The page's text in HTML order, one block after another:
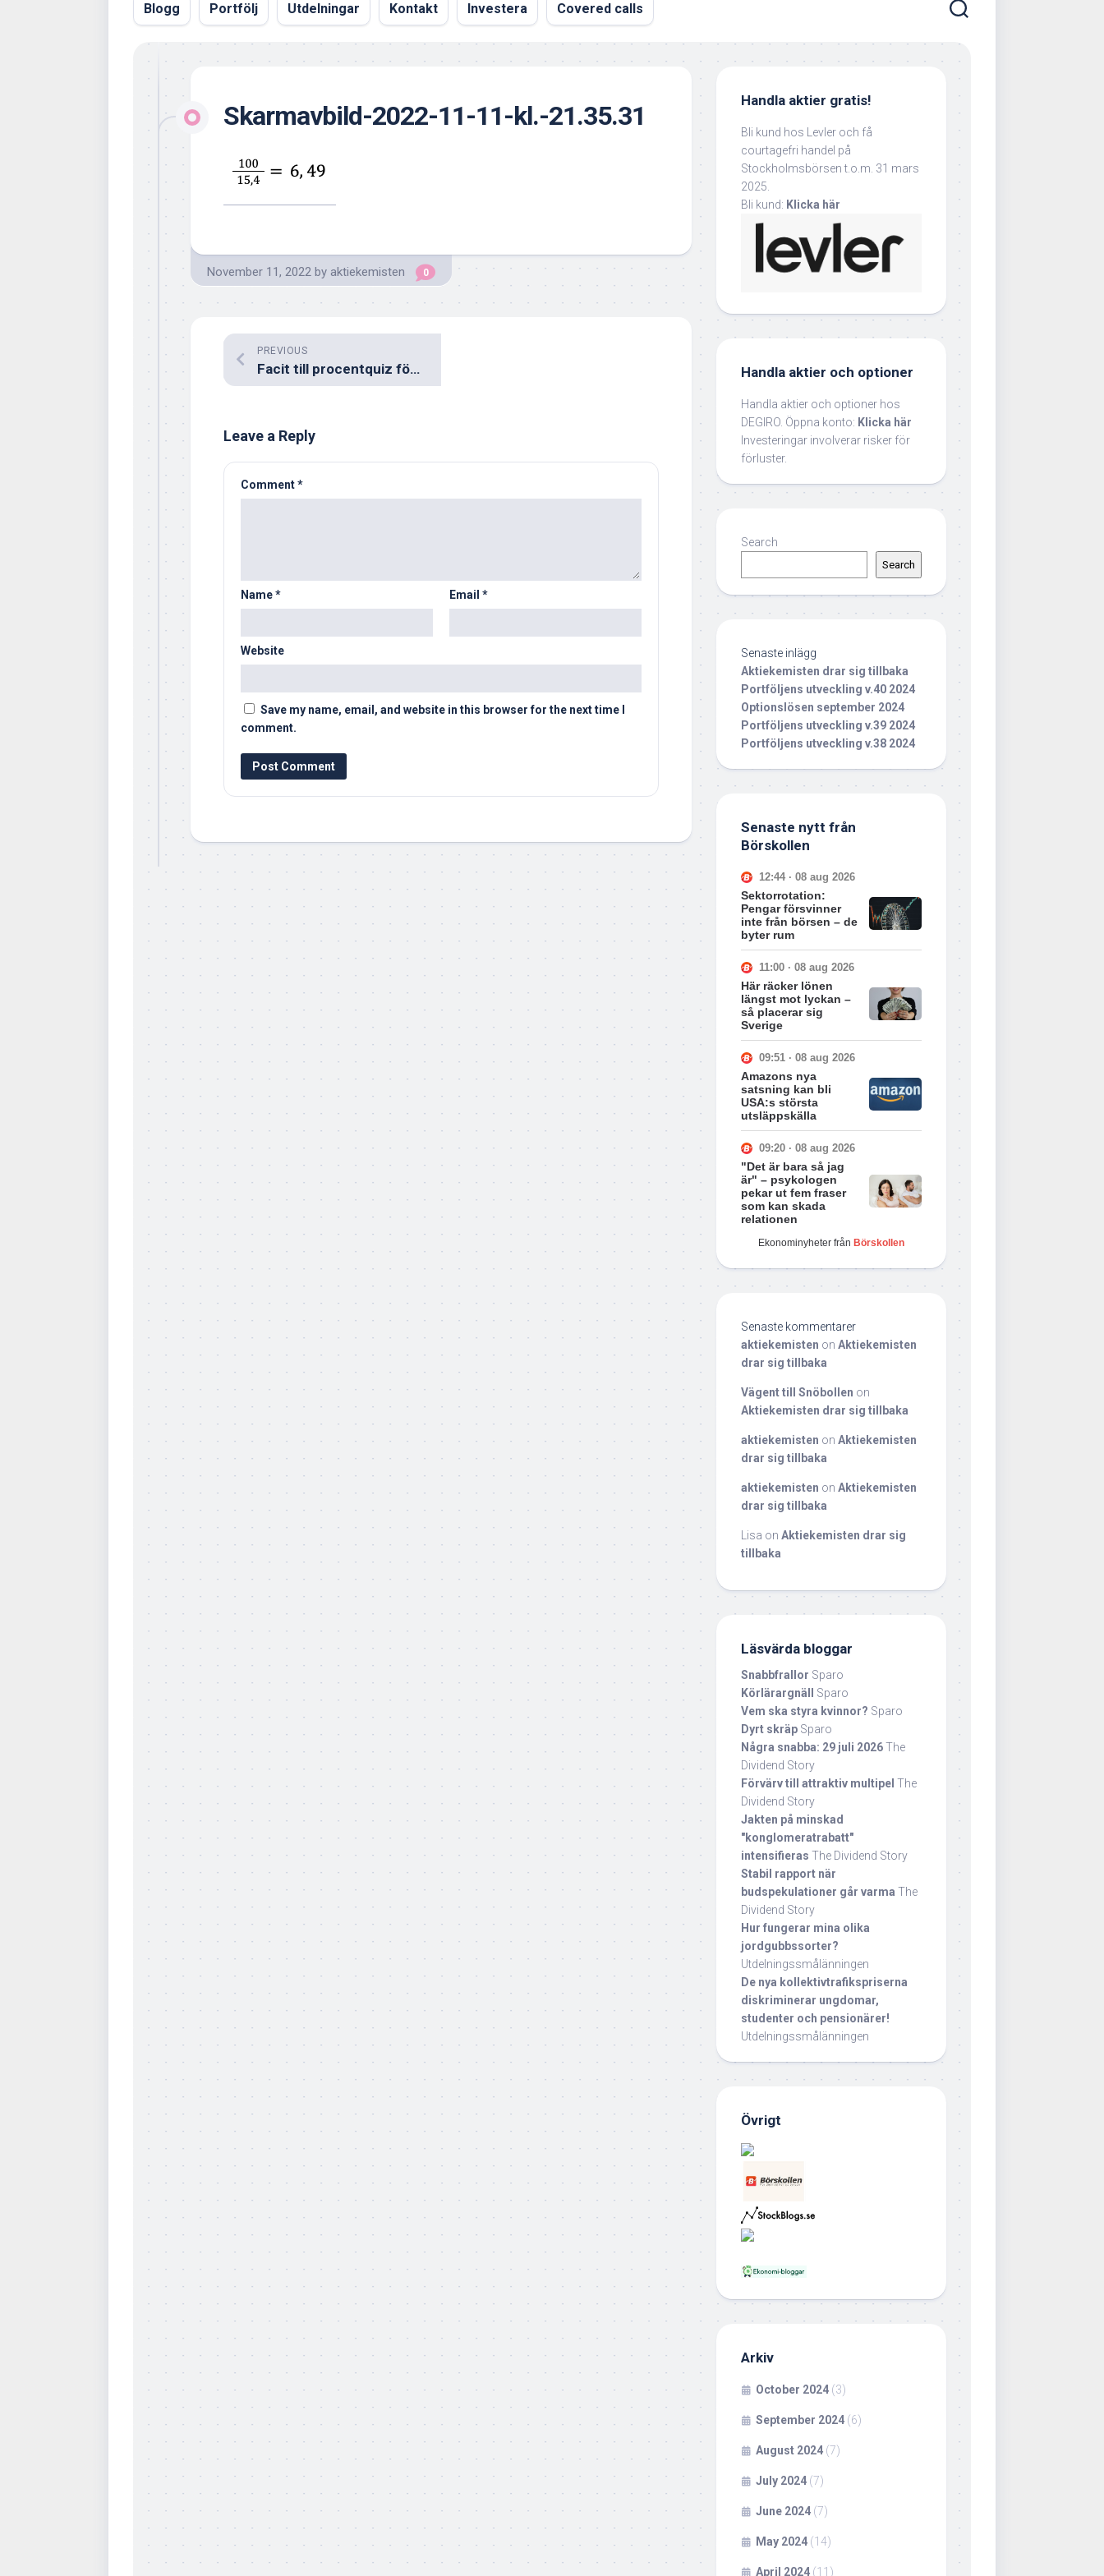
Blogg Portfölj Utdelningar Kontakt Investera Covered calls
Skarmavbild-2022-11-11-kl.-21.35.31
November 11, 2022 by aktiekemisten 0
PREVIOUS
Facit till procentquiz för investerare
Leave a Reply
Comment*
Name* Email *
Website
Save my name, email, and website in this browser for the next time I
comment.
Handla aktier gratis!
Bli kund hos Levler och få
courtagefri handel på
Stockholmsbörsen t.o.m. 31 mars
2025.
Bli kund: Klicka här
Handla aktier och optioner
Handla aktier och optioner hos
DEGIRO. Öppna konto: Klicka här
Investeringar involverar risker för
förluster.
Search
Search
Senaste inlägg
Aktiekemisten drar sig tillbaka
Portföljens utveckling v.40 2024
Optionslösen september 2024
Portföljens utveckling v.39 2024
Portföljens utveckling v.38 2024
Senaste nytt från
Börskollen
12:44 · 08 aug 2026
Sektorrotation:
Pengar försvinner
inte från börsen – de
byter rum
11:00 · 08 aug 2026
Här räcker lönen
längst mot lyckan –
så placerar sig
Sverige
09:51 · 08 aug 2026
Amazons nya
satsning kan bli
USA:s största
utsläppskälla
09:20 · 08 aug 2026
"Det är bara så jag
är" – psykologen
pekar ut fem fraser
som kan skada
relationen
Ekonominyheter från Börskollen
Senaste kommentarer
aktiekemisten on Aktiekemisten
drar sig tillbaka
Vägent till Snöbollen on
Aktiekemisten drar sig tillbaka
aktiekemisten on Aktiekemisten
drar sig tillbaka
aktiekemisten on Aktiekemisten
drar sig tillbaka
Lisa on Aktiekemisten drar sig
tillbaka
Läsvärda bloggar
Snabbfrallor Sparo
Körlärargnäll Sparo
Vem ska styra kvinnor? Sparo
Dyrt skräp Sparo
Några snabba: 29 juli 2026The
Dividend Story
Förvärv till attraktiv multipel The
Dividend Story
Jakten på minskad
"konglomeratrabatt"
intensifieras The Dividend Story
Stabil rapport när
budspekulationer går varma The
Dividend Story
Hur fungerar mina olika
jordgubbssorter?
Utdelningssmålänningen
De nya kollektivtrafikspriserna
diskriminerar ungdomar,
studenter och pensionärer!
Utdelningssmålänningen
Övrigt
Arkiv
October 2024 (3)
September 2024 (6)
August 2024 (7)
July 2024 (7)
June 2024 (7)
May 2024 (14)
April 2024 (11)